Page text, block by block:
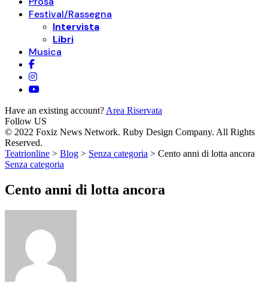
Festival/Rassegna
Intervista
Libri
Musica
Have an existing account? Area Riservata
Follow US
© 2022 Foxiz News Network. Ruby Design Company. All Rights
Reserved.
Teatrionline > Blog > Senza categoria > Cento anni di lotta ancora
Senza categoria
Cento anni di lotta ancora